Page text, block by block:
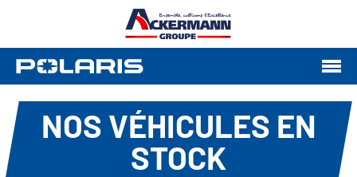
NOS VÉHICULES EN
STOCK